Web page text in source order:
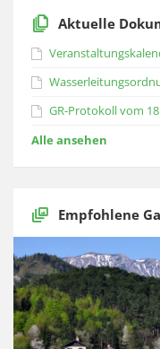
Aktuelle
GR-Protokoll vom
Alle ansehen
Empfohlene